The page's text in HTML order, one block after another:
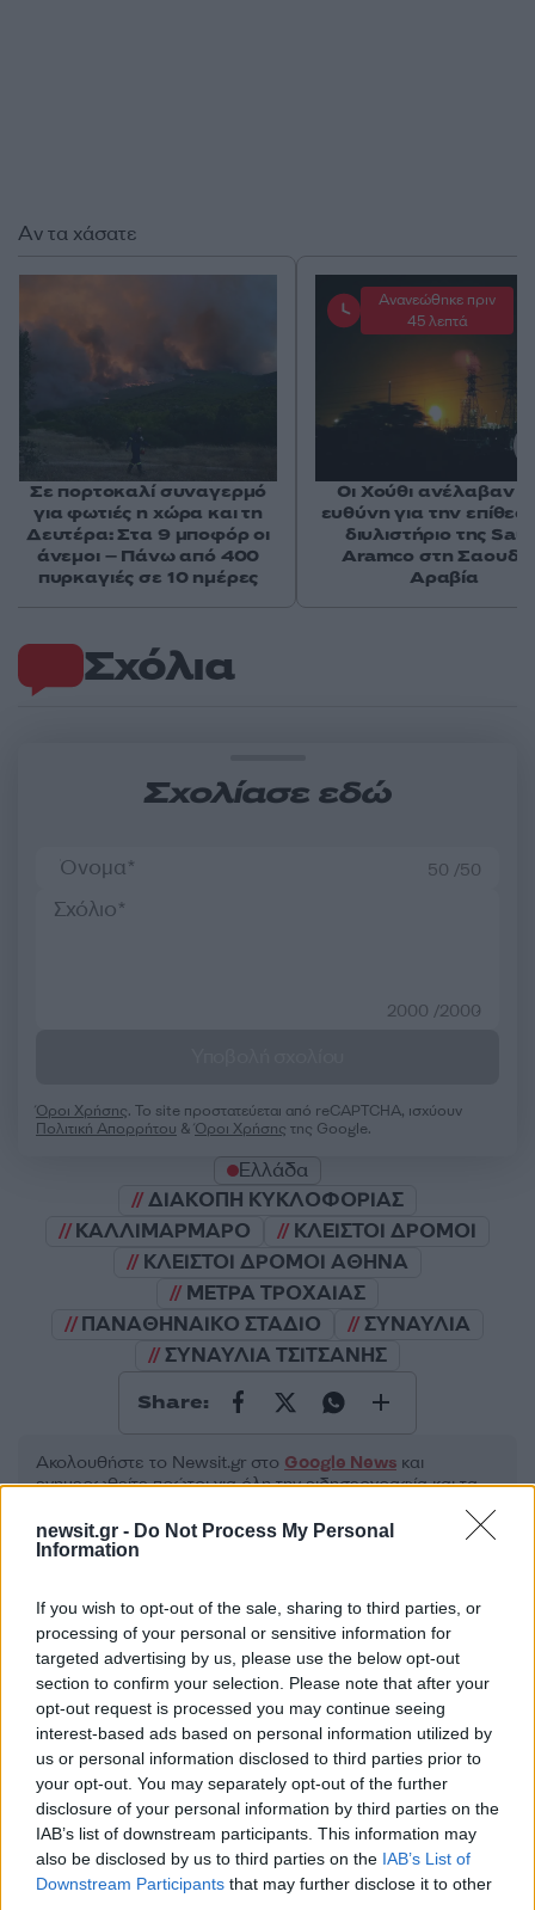
newsit.gr - Do Not Process My Personal
Information
If you wish to opt-out of the sale, sharing to third parties, or
processing of your personal or sensitive information for
targeted advertising by us, please use the below opt-out
section to confirm your selection. Please note that after your
opt-out request is processed you may continue seeing
interest-based ads based on personal information utilized by
us or personal information disclosed to third parties prior to
your opt-out. You may separately opt-out of the further
disclosure of your personal information by third parties on the
IAB’s list of downstream participants. This information may
also be disclosed by us to third parties on the IAB’s List of
Downstream Participants that may further disclose it to other
Σχόλια
Σχολίασε εδώ
50 /50
2000 /2000
Όροι Χρήσης. Το site προστατεύεται από reCAPTCHA, ισχύουν
Πολιτική Απορρήτου &Όροι Χρήσης της Google.
Ελλάδα
ΔΙΑΚΟΠΗ ΚΥΚΛΟΦΟΡΙΑΣ
ΚΑΛΛΙΜΑΡΜΑΡΟ
ΚΛΕΙΣΤΟΙ ΔΡΟΜΟΙ
ΚΛΕΙΣΤΟΙ ΔΡΟΜΟΙ ΑΘΗΝΑ
ΜΕΤΡΑ ΤΡΟΧΑΙΑΣ
ΠΑΝΑΘΗΝΑΙΚΟ ΣΤΑΔΙΟ
ΣΥΝΑΥΛΙΑ
ΣΥΝΑΥΛΙΑ ΤΣΙΤΣΑΝΗΣ
Share:
Ακολουθήστε το Νewsit.gr στο Google News και
ενημερωθείτε πρώτοι για όλη την ειδησεογραφία και τα
Αν τα χάσατε
Σε πορτοκαλί συναγερμό
για φωτιές η χώρα και τη
Δευτέρα: Στα 9 μποφόρ οι
άνεμοι – Πάνω από 400
πυρκαγιές σε 10 ημέρες
Ανανεώθηκε πριν
45 λεπτά
Οι Χούθι ανέλαβαν
ευθύνη για την
διυλιστήριο της
Aramco στη
Αραβία
Πιο δημοφιλή
1 Κωνσταντίνος Αργυρός και Αλεξάνδρα
Νίκα κάνουν διακοπές με πολυτελές γιοτ
με τα δύο παιδιά τους
2Η Άννα Βίσση ξετρελάθηκε με μπάντα που
έπαιζε Τσιτσάνη στο Φισκάρδο και τους
πρότεινε συνεργασία
3Θρήνος για τον Λιονέλ Μέσι – Πέθανε ο
πατέρας του, Χόρχε